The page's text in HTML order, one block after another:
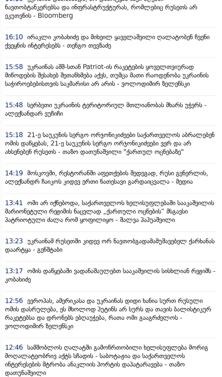
ნავთობტანკერებსა და ინფრასტრუქტურას, რომლებიც რუსეთს არ
ეკუთვნის - Bloomberg
16:10 ირაკლი კობახიძე და მიხეილ ყაველაშვილი ღალატობენ ჩვენი
ქვეყნის ინტერესებს - თენგო თევზაძე
15:58 უკრაინას აშშ-სთან Patriot-ის რაკეტების ყოველთვიურად
მიწოდების შესახებ შეთანხმება აქვს, თუმცა მათი რაოდენობა უკრაინის
საჭიროებებისთვის საკმარისი არ არის - ვოლოდიმირ ზელენსკი
15:48 სერბეთი უკრაინის ტერიტორიულ მთლიანობას მხარს უჭერს -
ალექსანდარ ვუჩიჩი
15:18
21-ე საუკუნის სერგო ორჯონიკიძეები საქართველოს აბრალებენ
ომის დაწყებას, 21-ე საუკუნის სერგო ორჯონიკიძეები ვერ და არ
ახსენებენ რუსეთს - თაზო დათუნაშვილი "ქართულ ოცნებაზე"
14:19 მოსკოვში, რესტორანში აფეთქების შედეგად, რუსი გენერლის,
ალექსანდრ ჩაიკოს კიდევ ერთი ნათესავი გარდაიცვალა - მედია
13:41
ომი არ იქნებოდა, საქართველოს ხელისუფლებაში სააკაშვილის
მარიონეტული რეჟიმის ნაცვლად „ქართული ოცნების“ მსგავსი
პატრიოტული ძალა რომ ყოფილიყო - შალვა პაპუაშვილი
13:23 უკრაინამ რუსეთში კიდევ ორ ნავთობგადამამუშავებელ ქარხანას
დაარტყა - გენშტაბი
13:17 ომის დაწყებაში ვადანაშაულებთ სააკაშვილის სისხლიან რეჟიმს -
კობახიძე
12:56 ევროპას, ამერიკასა და უკრაინას დიდი ხანია სურთ რუსული
ომის დასრულება, ეს მხოლოდ პუტინს არ სურს და თავის ბალისტიკურ
რაკეტებსა და დრონებს ებღაუჭება, რათა ომი გააგრძელოს -
ვოლოდიმირ ზელენსკი
12:46 სამშობლოს ღალატში გამოწრთობილი ხელისუფლება მორიგ
მოღალატეობრივ აქტს სჩადის - საბოტაჟია და საქართველოს
ინტერესების მტრობა ანაკლიის პორტის დაპატარავება - თაზო
დათუნაშვილი